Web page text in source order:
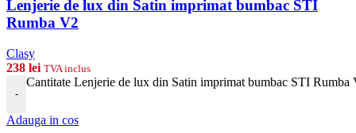
Lenjerie de lux din Satin imprimat bumbac STI
Rumba V2
Clasy
238 lei TVA inclus
-
Cantitate Lenjerie de lux din Satin imprimat bumbac STI Rumba
Adauga in cos